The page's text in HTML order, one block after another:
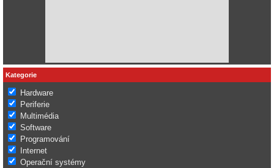
Kategorie
Hardware
Periferie
Multimédia
Software
Programování
Internet
Operační systémy